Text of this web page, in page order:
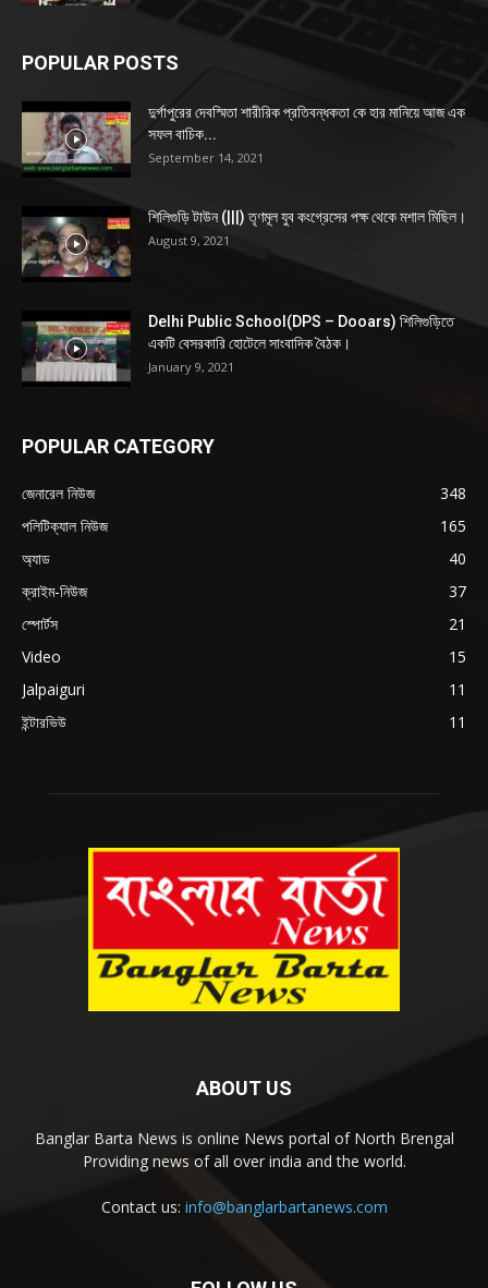
POPULAR POSTS
দুর্গাপুরের দেবস্মিতা শারীরিক প্রতিবন্ধকতা কে হার মানিয়ে আজ এক
সফল বাচিক...
September 14, 2021
শিলিগুড়ি টাউন (|||) তৃণমূল যুব কংগ্রেসের পক্ষ থেকে মশাল মিছিল।
August 9, 2021
Delhi Public School(DPS – Dooars) শিলিগুড়িতে
একটি বেসরকারি হোটেলে সাংবাদিক বৈঠক।
January 9, 2021
POPULAR CATEGORY
জেনারেল নিউজ
348
পলিটিক্যাল নিউজ
165
অ্যাড
40
ক্রাইম-নিউজ
37
স্পোর্টস
21
Video
15
Jalpaiguri
11
ইন্টারভিউ
11
ABOUT US
Banglar Barta News is online News portal of North Brengal
Providing news of all over india and the world.
Contact us: info@banglarbartanews.com